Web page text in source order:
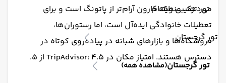
تور ترکیبی ویتنام
تور گرجستان
تور گرجستان(مشاهده همه)
می‌دهد. منطقه کارون آرام‌تر از پاتونگ است و برای
تعطیلات خانوادگی ایده‌آل است، اما رستوران‌ها،
فروشگاه‌ها و بازارهای شبانه در پیاده‌روی کوتاه در
دسترس هستند. امتیاز مکان در TripAdvisor: ۴.۵ از ۵.